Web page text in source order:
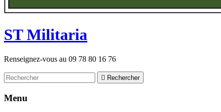
STMilitaria
Renseignez-vous au 09 78 80 16 76
 Rechercher
Menu